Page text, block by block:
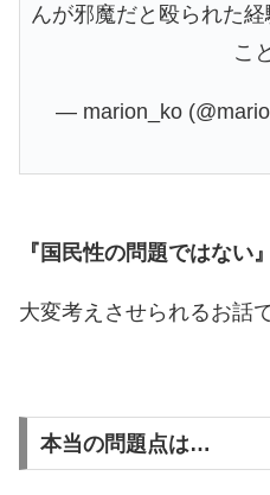
んが邪魔だと殴られた
こ
— marion_ko
『国民性の問題ではない』
大変考えさせられるお話で
本当の問題点は…